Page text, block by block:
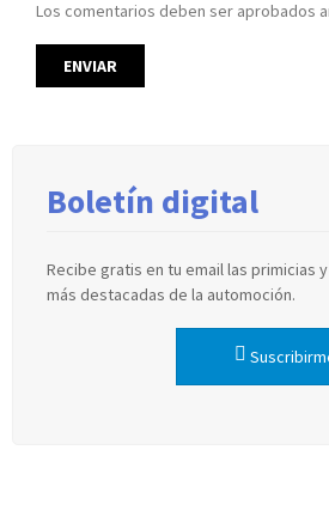
Los comentarios deben ser aprobados
Boletín digital
Recibe gratis en tu email las primicias
más destacadas de la automoción.